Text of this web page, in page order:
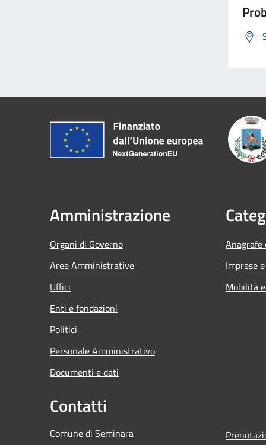
Amministrazione
Organi di Governo
Aree Amministrative
Uffici
Enti e fondazioni
Politici
Personale Amministrativo
Documenti e dati
Imprese
Mobilità
Contatti
Comune di Seminara